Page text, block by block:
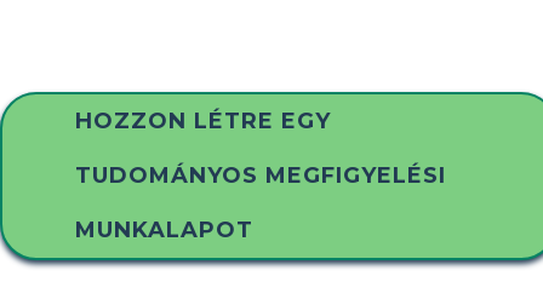
HOZZON LÉTRE EGY
TUDOMÁNYOS MEGFIGYELÉSI
MUNKALAPOT